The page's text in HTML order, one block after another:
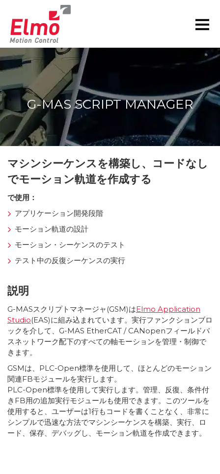
G-MAS SCRIPT MANAGER
マシンシーケンスを構築し、コードなし
でモーション軌道を作成する
で使用：
アプリケーション開発段階
モーション軌道の設計
モーション・シーケンスのテスト
テスト中の反復シーケンスの実行
説明
G-MASスクリプトマネージャ(GSM)はElmo Application
Studio(EAS)に組み込まれています。実行ファンクションブロ
ックを介して、G-MAS EtherCAT / CANopenフィールドバ
スネットワーク配下のすべての軸モーションを管理・制御で
きます。
GSMは、PLC-Open標準を使用して、ほとんどのモーション
関連FBモジュールを実行します。
PLC-Open標準を使用して実行します。管理、反復、条件付
きFB用の追加実行モジュールも使用できます。このツールを
使用すると、ユーザーは1行もコードを書くことなく、非常に
シンプルで迅速な方法でマシンシーケンスを構築、実行、ロ
ード、保存、デバッグし、モーション軌道を作成できます。